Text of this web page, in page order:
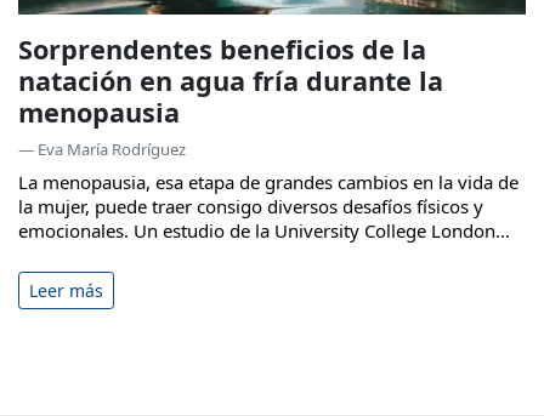
Sorprendentes beneficios de la
natación en agua fría durante la
menopausia
— Eva María Rodríguez
La menopausia, esa etapa de grandes cambios en la vida de
la mujer, puede traer consigo diversos desafíos físicos y
emocionales. Un estudio de la University College London...
Leer más